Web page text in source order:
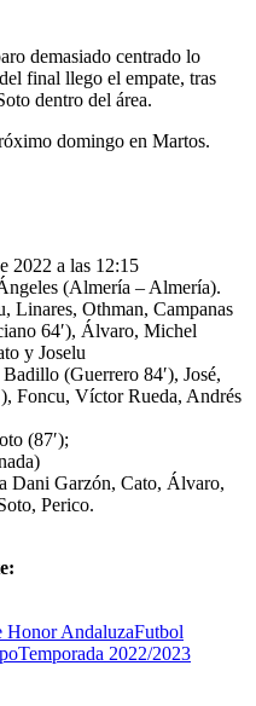
demasiado centrado lo
final llego el empate, tras
dentro del área.
domingo en Martos.
2022 a las 12:15
(Almería – Almería).
Linares, Othman, Campanas
64′), Álvaro, Michel
y Joselu
(Guerrero 84′), José,
Foncu, Víctor Rueda, Andrés
(87′);
Dani Garzón, Cato, Álvaro,
Perico.
Honor AndaluzaFutbol
Temporada 2022/2023